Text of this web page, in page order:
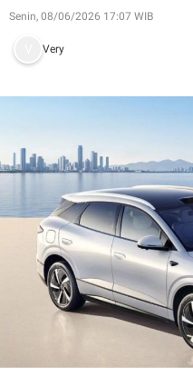
Senin, 08/06/2026 17:07 WIB
Very